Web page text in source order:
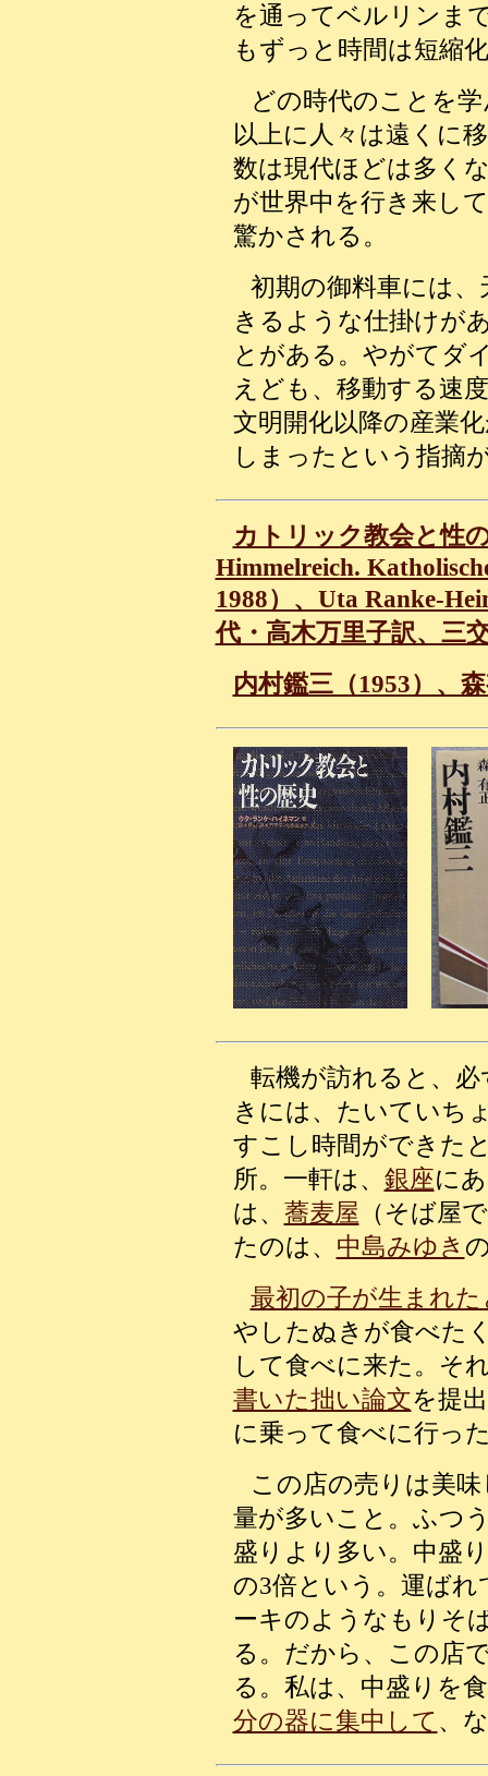
を通ってベルリンま
もずっと時間は短縮
どの時代のことを
以上に人々は遠くに
数は現代ほどは多く
が世界中を行き来し
驚かされる。
初期の御料車には
きるような仕掛けが
とがある。やがてダ
えども、移動する速
文明開化以降の産業
しまったという指摘
カトリック教会と性
Himmelreich.
1988）、Uta
代・高木万里子訳、三
内村鑑三（1953）、
転機が訪れると、
きには、たいていち
すこし時間ができた
所。一軒は、 銀座に
は、 蕎麦屋 （そば屋
たのは、 中島みゆき
最初の子が生まれた
やしたぬきが食べた
して食べに来た。そ
書いた拙い論文を提
に乗って食べに行っ
この店の売りは美
量が多いこと。ふつ
盛りより多い。中盛
の3倍という。運ば
ーキのようなもりそ
る。だから、この店
る。私は、中盛りを
分の器に集中して、